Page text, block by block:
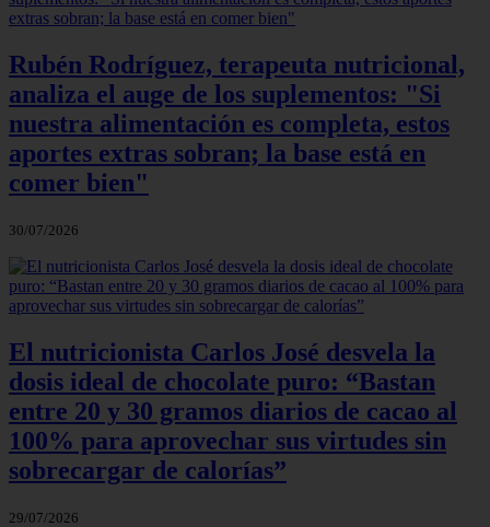
Rubén Rodríguez, terapeuta nutricional,
analiza el auge de los suplementos: "Si
nuestra alimentación es completa, estos
aportes extras sobran; la base está en
comer bien"
30/07/2026
El nutricionista Carlos José desvela la
dosis ideal de chocolate puro: “Bastan
entre 20 y 30 gramos diarios de cacao al
100% para aprovechar sus virtudes sin
sobrecargar de calorías”
29/07/2026